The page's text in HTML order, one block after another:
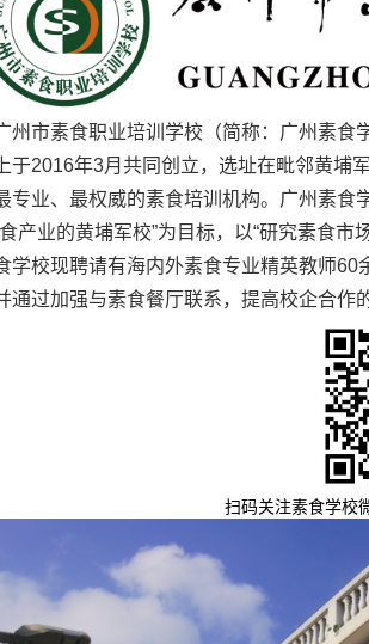
州市素食职业培训学校（简称：广州素食
于2016年3月共同创立，选址在毗邻黄埔
专业、最权威的素食培训机构。广州素食
产业的黄埔军校”为目标，以“研究素食
学校现聘请有海内外素食专业精英教师
通过加强与素食餐厅联系，提高校企合作
扫码关注素食学校